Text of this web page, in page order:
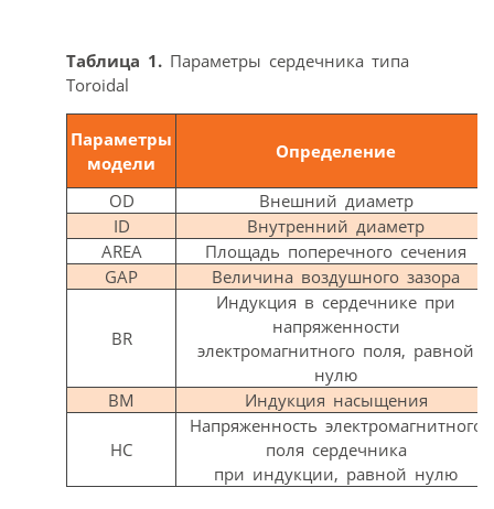
Таблица 1. Параметры сердечника типа
Toroidal
Параметры
модели
Определение
OD
Внешний диаметр
ID
Внутренний диаметр
AREA
Площадь поперечного сечения
GAP
Величина воздушного зазора
BR
Индукция в сердечнике при
напряженности
электромагнитного поля, равной
нулю
BM
Индукция насыщения
HC
Напряженность электромагнитного
поля сердечника
при индукции, равной нулю